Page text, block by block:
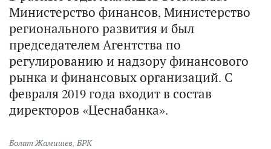
Министерство финансов, Министерство
регионального развития и был
председателем Агентства по
регулированию и надзору финансового
рынка и финансовых организаций. С
февраля 2019 года входит в состав
директоров «Цеснабанка».
Болат Жамишев БРК